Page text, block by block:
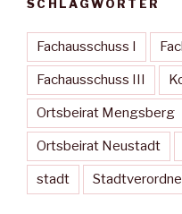
SCHLAGWÖRTER
Fachausschuss I
Fachausschuss III
Ortsbeirat Mengsberg
Ortsbeirat Neustadt
stadt